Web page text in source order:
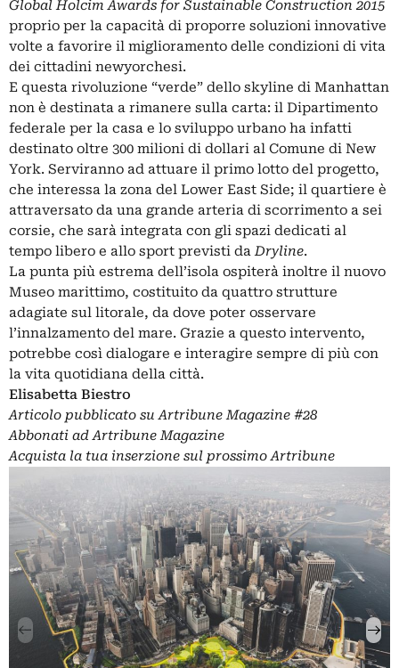
Global Holcim Awards for Sustainable Construction 2015
proprio per la capacità di proporre soluzioni innovative
volte a favorire il miglioramento delle condizioni di vita
dei cittadini newyorchesi.
E questa rivoluzione “verde” dello skyline di Manhattan
non è destinata a rimanere sulla carta: il Dipartimento
federale per la casa e lo sviluppo urbano ha infatti
destinato oltre 300 milioni di dollari al Comune di New
York. Serviranno ad attuare il primo lotto del progetto,
che interessa la zona del Lower East Side; il quartiere è
attraversato da una grande arteria di scorrimento a sei
corsie, che sarà integrata con gli spazi dedicati al
tempo libero e allo sport previsti daDryline.
La punta più estrema dell’isola ospiterà inoltre il nuovo
Museo marittimo, costituito da quattro strutture
adagiate sul litorale, da dove poter osservare
l’innalzamento del mare. Grazie a questo intervento,
potrebbe così dialogare e interagire sempre di più con
la vita quotidiana della città.
Elisabetta Biestro
Articolo pubblicato suArtribune Magazine #28
Abbonati ad Artribune Magazine
Acquista la tua inserzione sul prossimo Artribune